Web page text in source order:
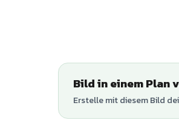
Bild in einem Plan
Erstelle mit diesem Bild